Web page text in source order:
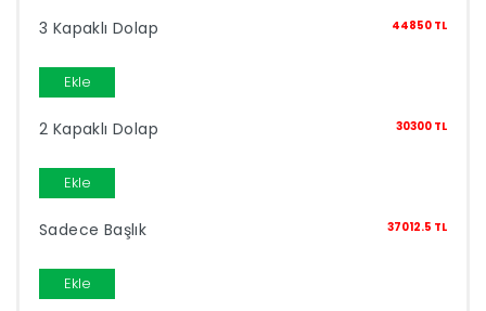
Girişi
Yap
3 Kapaklı Dolap 44850 TL
Ekle
2 Kapaklı Dolap 30300 TL
Ekle
Sadece Başlık 37012.5 TL
Ekle